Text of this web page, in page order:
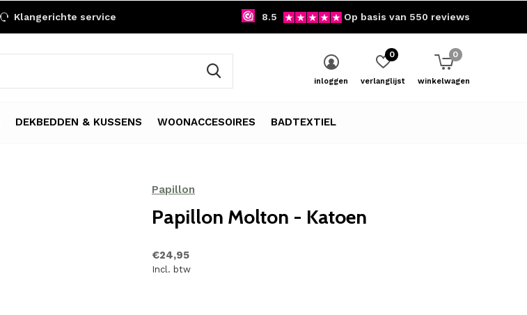
DEKBEDDEN & KUSSENS WOONACCESOIRES BADTEXTIEL
inloggen verlanglijst
0
winkelwagen
0
Klangerichte service 8.5 Op basis van 550 reviews
Papillon
Papillon Molton - Katoen
€24,95
Incl. btw